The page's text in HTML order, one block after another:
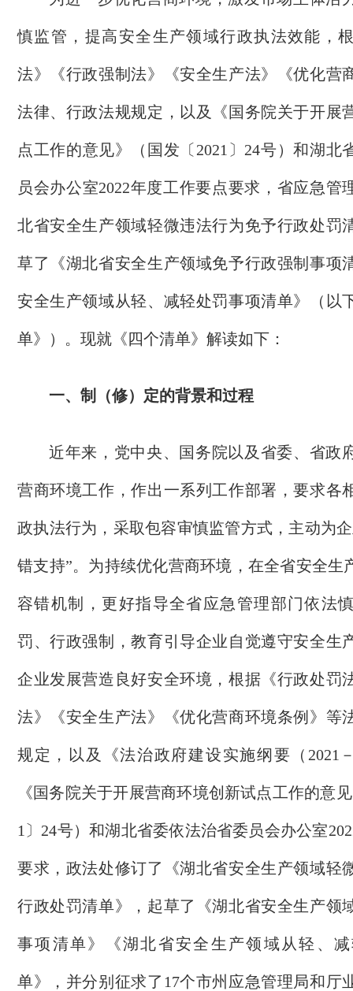
慎监管，提高安全生产领域行政执法效能，
法》《行政强制法》《安全生产法》《优化营
法律、 行政法规规定 ，以及《国务院关于开展
点工作的意见》（国发〔 2021〕24号）和湖北
员会办公室2022年度工作要点要求 ， 省应急管
北省安全生产领域轻微违法行为免予行政处罚
草了 《湖北省安全生产领域免予行政强制事项
安全生产领域从轻、减轻处罚事项清单》 （以
单》）。 现就《四个清单》 解读如下 ：
一、制（修）定的背景和过程
近年来， 党中央、国务院以及省委、省政
营商环境工作，作出一系列 工作部署 ，要求各
政执法行为，采取包容审慎监管方式 ， 主动为
错支持”。 为持续优化营商环境 ， 在全省安全生
容错机制， 更好指导全省应急管理部门依法
罚、行政强制，教育引导企业自觉遵守安全生
企业发展营造良好安全环境， 根据《行政处罚
法》《安全生产法》《优化营商环境条例》等
规定，以及《法治政府建设实施纲要（ 2021
《国务院关于开展营商环境创新试点工作的意
1〕24号）和湖北省委依法治省委员会办公室
要求， 政法处修订了 《湖北省安全生产领域轻
行政处罚清单》， 起草了 《湖北省安全生产领
事项清单》《湖北省安全生产领域从轻、
单》 ，并分别征求了 17个市州应急管理局和厅